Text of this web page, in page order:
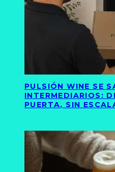
PULSIÓN WINE SE
INTERMEDIARIOS:
PUERTA, SIN